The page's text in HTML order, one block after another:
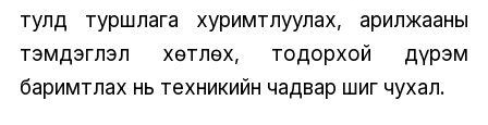
тулд туршлага хуримтлуулах, арилжааны
тэмдэглэл хөтлөх, тодорхой дүрэм
баримтлах нь техникийн чадвар шиг чухал.